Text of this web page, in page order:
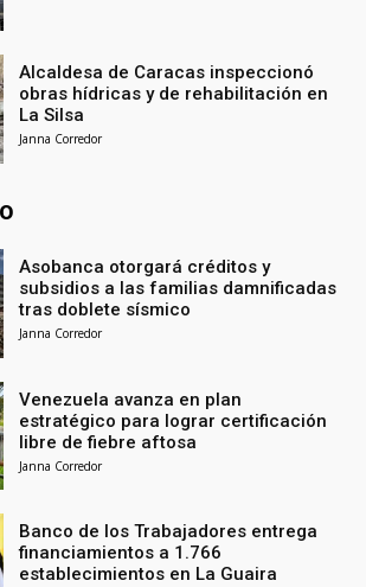
Alcaldesa de Caracas inspeccionó
obras hídricas y de rehabilitación en
La Silsa
Janna Corredor
Asobanca otorgará créditos y
subsidios a las familias damnificadas
tras doblete sísmico
Janna Corredor
Venezuela avanza en plan
estratégico para lograr certificación
libre de fiebre aftosa
Janna Corredor
Banco de los Trabajadores entrega
financiamientos a 1.766
establecimientos en La Guaira